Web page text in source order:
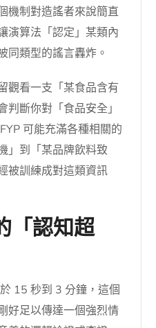
機制對造謠者來說簡直
算法「認定」某類內
同類型的謠言轟炸。
觀看一支「某食品含有
斷你對「食品安全」
可能充滿各種相關的
」到「某品牌飲料致
被訓練成對這類資訊
「認知超
15 秒到 3 分鐘，這個
好足以傳達一個強烈情